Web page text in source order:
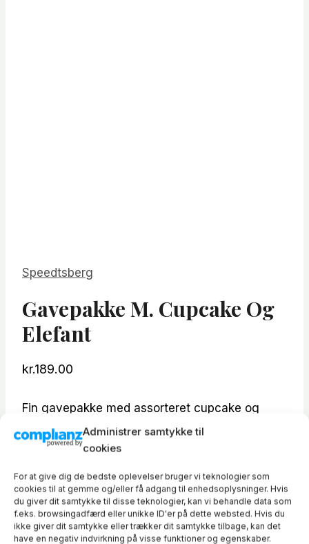
Administrer samtykke til
cookies
For at give dig de bedste oplevelser bruger vi teknologier som
cookies til at gemme og/eller få adgang til enhedsoplysninger. Hvis
du giver dit samtykke til disse teknologier, kan vi behandle data som
f.eks. browsingadfærd eller unikke ID'er på dette websted. Hvis du
ikke giver dit samtykke eller trækker dit samtykke tilbage, kan det
have en negativ indvirkning på visse funktioner og egenskaber.
Speedtsberg
Gavepakke M. Cupcake Og
Elefant
kr.189.00
Fin gavepakke med assorteret cupcake og
elefant.
På lager
Gavepakke
m.